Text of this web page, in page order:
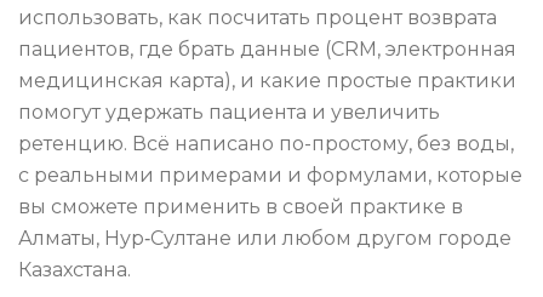
использовать, как посчитать процент возврата
пациентов, где брать данные (CRM, электронная
медицинская карта), и какие простые практики
помогут удержать пациента и увеличить
ретенцию. Всё написано по-простому, без воды,
с реальными примерами и формулами, которые
вы сможете применить в своей практике в
Алматы, Нур‑Султане или любом другом городе
Казахстана.